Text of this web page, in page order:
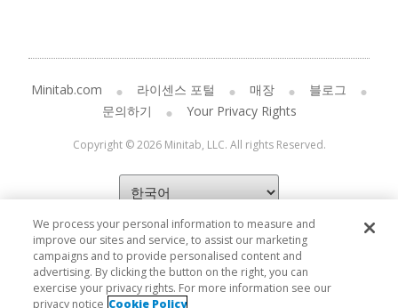
Minitab.com 라이센스 포털 매장
블로그
문의하기
Your Privacy Rights
Copyright © 2026 Minitab, LLC. All rights Reserved.
We process your personal information to measure and
improve our sites and service, to assist our marketing
campaigns and to provide personalised content and
advertising. By clicking the button on the right, you can
exercise your privacy rights. For more information see our
privacy notice Cookie Policy